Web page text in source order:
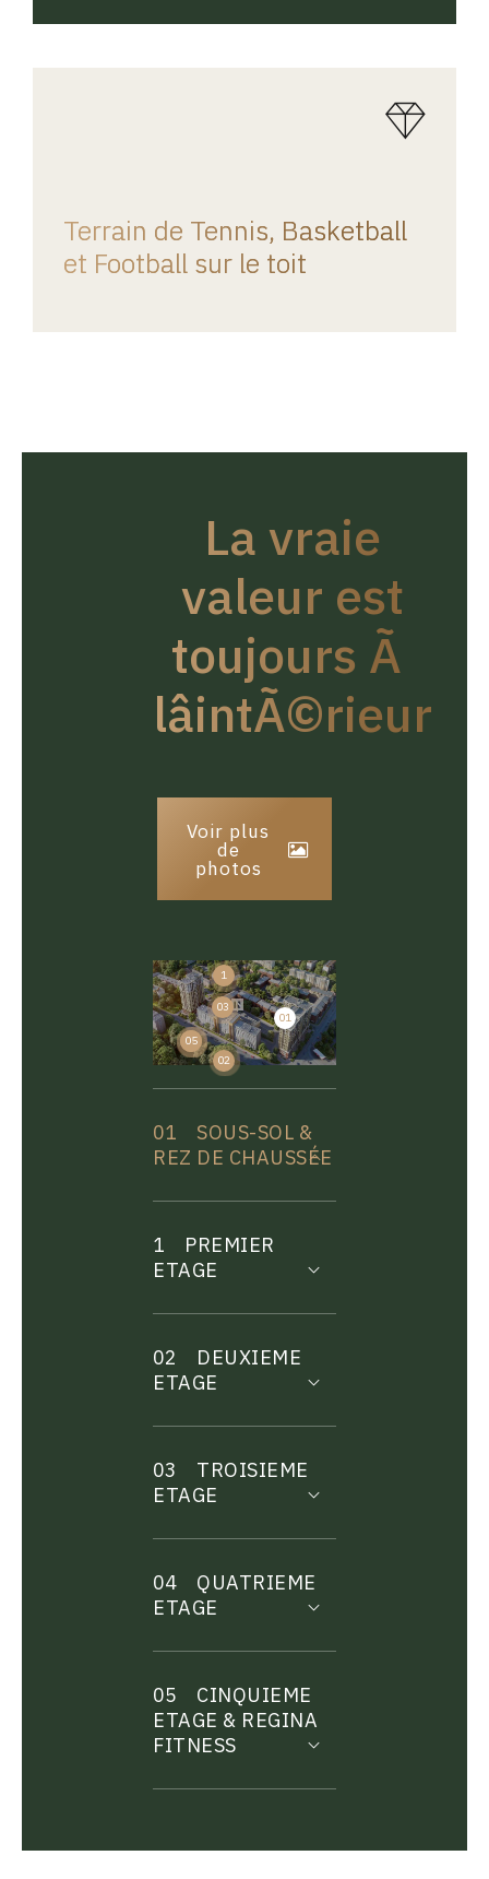
Terrain de Tennis, Basketball
et Football sur le toit
La vraie
valeur est
toujours Ã
lâintÃ©rieur
Voir plus
de
photos
01
1
02
03
04
05
01
SOUS-SOL &
REZ DE CHAUSSÉE
1
PREMIER
ETAGE
02
DEUXIEME
ETAGE
03
TROISIEME
ETAGE
04
QUATRIEME
ETAGE
05
CINQUIEME
ETAGE & REGINA
FITNESS